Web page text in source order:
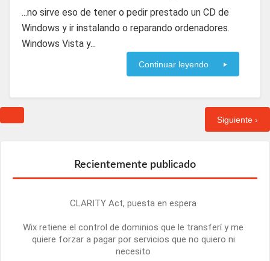
...no sirve eso de tener o pedir prestado un CD de
Windows y ir instalando o reparando ordenadores.
Windows Vista y...
Continuar leyendo
Siguiente ›
Recientemente publicado
CLARITY Act, puesta en espera
Wix retiene el control de dominios que le transferí y me
quiere forzar a pagar por servicios que no quiero ni
necesito